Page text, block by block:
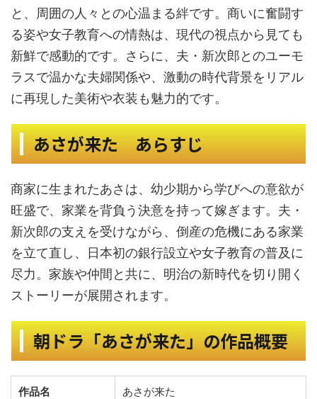
と、周囲の人々との心温まる絆です。商いに奮闘す
る姿や女子教育への情熱は、現代の視点から見ても
新鮮で感動的です。さらに、夫・新次郎とのユーモ
ラスで温かな夫婦関係や、激動の時代背景をリアル
に再現した美術や衣装も魅力的です。
あさが来た あらすじ
商家に生まれたあさは、幼少期から学びへの意欲が
旺盛で、家業を背負う決意を持って嫁ぎます。夫・
新次郎の支えを受けながら、倒産の危機にある家業
を立て直し、日本初の銀行設立や女子教育の普及に
尽力。家族や仲間と共に、明治の新時代を切り開く
ストーリーが展開されます。
朝ドラ「あさが来た」の作品概要
作品名 あさが来た